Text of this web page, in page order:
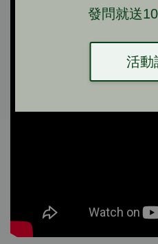
發問就送
活動